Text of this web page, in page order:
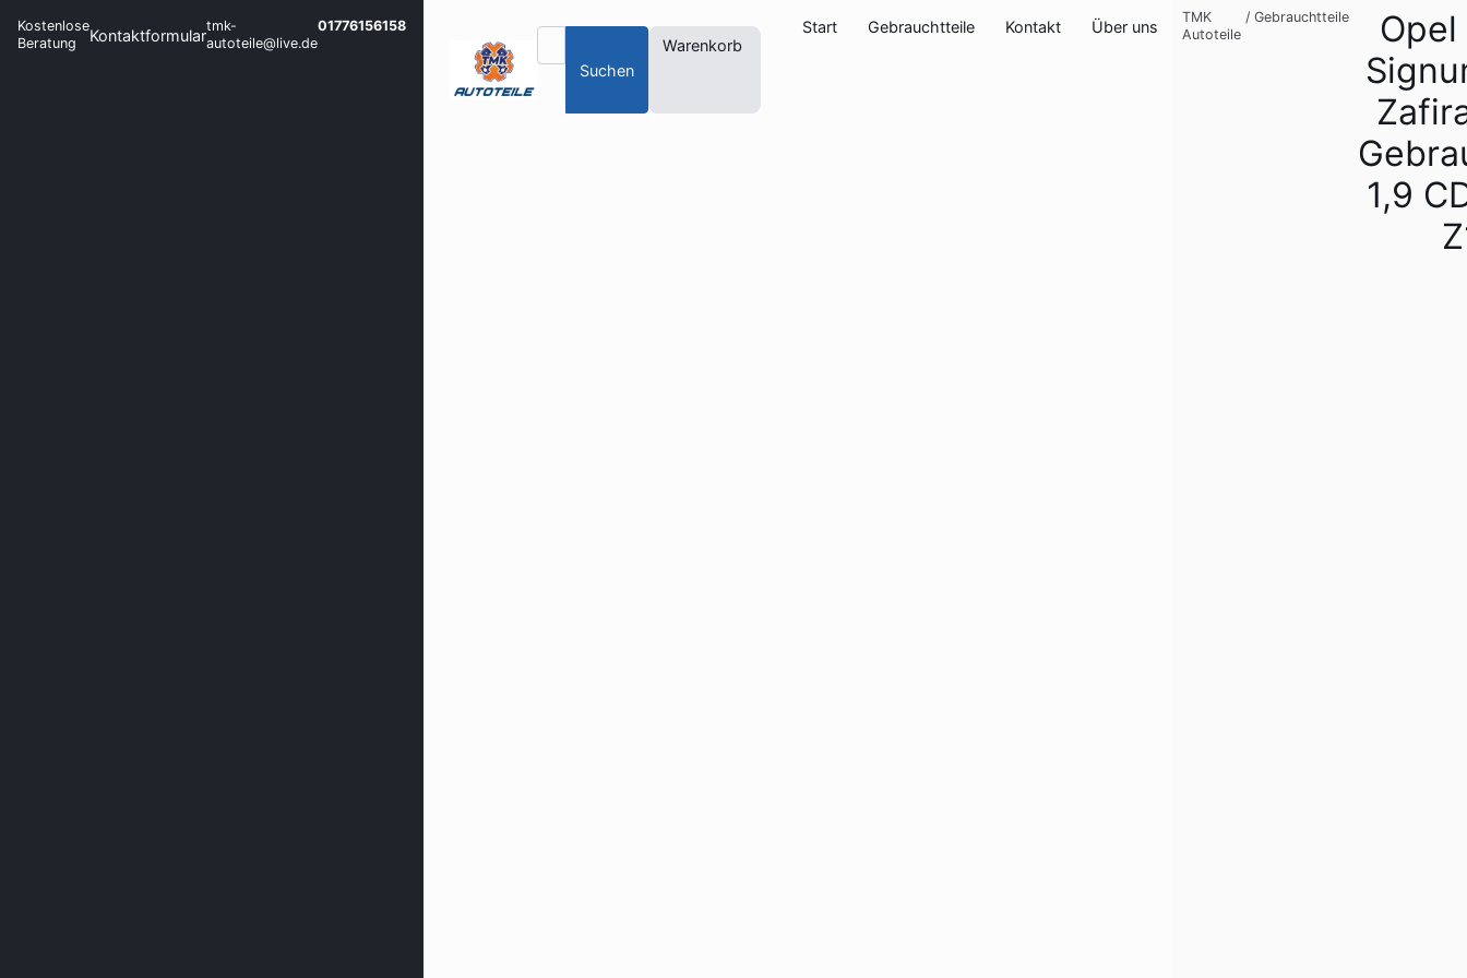
Kostenlose
Beratung
Kontaktformulartmk-
autoteile@live.de
01776156158
Suchen
Warenkorb
Start Gebrauchtteile Kontakt Über uns
TMK
Autoteile
/ Gebrauchtteile
1,9